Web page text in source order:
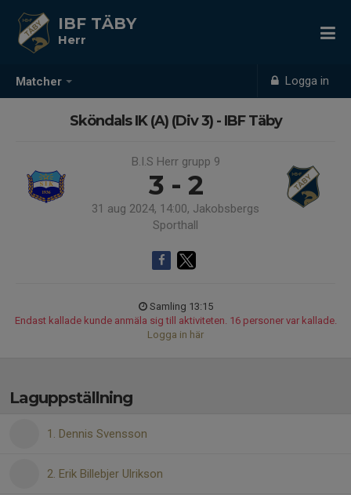
Matcher Logga in
IBF TÄBY
Herr
Sköndals IK (A) (Div 3) - IBF Täby
B.I.S Herr grupp 9
3 - 2
31 aug 2024, 14:00, Jakobsbergs
Sporthall
Samling 13:15
Endast kallade kunde anmäla sig till aktiviteten. 16 personer var kallade.
Logga in här
Laguppställning
1. Dennis Svensson
2. Erik Billebjer Ulrikson